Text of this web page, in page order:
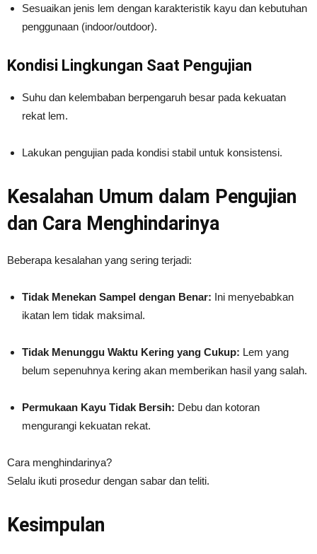
Sesuaikan jenis lem dengan karakteristik kayu dan kebutuhan
penggunaan (indoor/outdoor).
Kondisi Lingkungan Saat Pengujian
Suhu dan kelembaban berpengaruh besar pada kekuatan
rekat lem.
Lakukan pengujian pada kondisi stabil untuk konsistensi.
Kesalahan Umum dalam Pengujian
dan Cara Menghindarinya
Beberapa kesalahan yang sering terjadi:
Tidak Menekan Sampel dengan Benar: Ini menyebabkan
ikatan lem tidak maksimal.
Tidak Menunggu Waktu Kering yang Cukup: Lem yang
belum sepenuhnya kering akan memberikan hasil yang salah.
Permukaan Kayu Tidak Bersih: Debu dan kotoran
mengurangi kekuatan rekat.
Cara menghindarinya?
Selalu ikuti prosedur dengan sabar dan teliti.
Kesimpulan